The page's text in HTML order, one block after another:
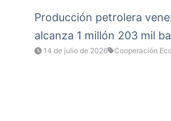
Producción petrolera
alcanza 1 millón 203 mil
14 de julio de 2026 Cooperación